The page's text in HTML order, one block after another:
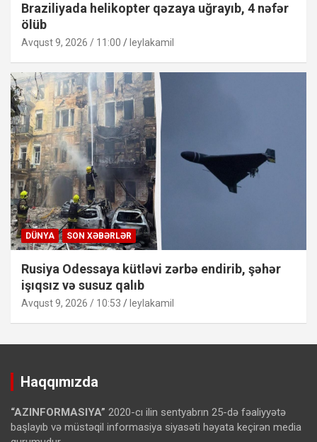
Braziliyada helikopter qəzaya uğrayıb, 4 nəfər
ölüb
Avqust 9, 2026 / 11:00 leylakamil
DÜNYA SON XƏBƏRLƏR
Rusiya Odessaya kütləvi zərbə endirib, şəhər
işıqsız və susuz qalıb
Avqust 9, 2026 / 10:53 leylakamil
Haqqımızda
“AZINFORMASIYA” 2020-cı ilin sentyabrın 25-də fəaliyyətə
başlayıb və müstəqil informasiya siyasəti həyata keçirən media